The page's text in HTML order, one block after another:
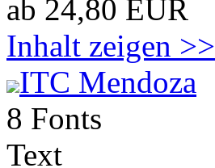
ab 24,80 EUR
Inhalt zeigen >>
ITC Mendoza
8 Fonts
Text